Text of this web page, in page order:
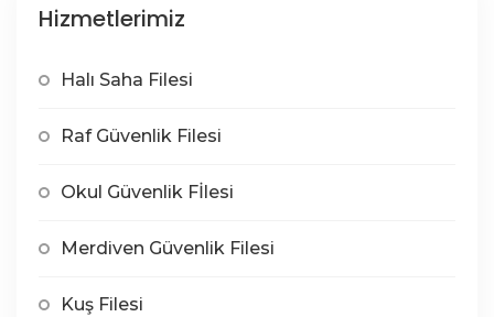
Hizmetlerimiz
Halı Saha Filesi
Raf Güvenlik Filesi
Okul Güvenlik Fİlesi
Merdiven Güvenlik Filesi
Kuş Filesi